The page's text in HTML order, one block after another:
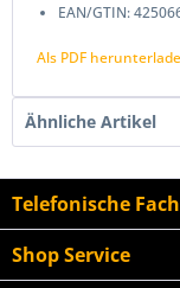
EAN/GTIN:
Als PDF
Ähnliche Artikel
Telefonische
Shop Service